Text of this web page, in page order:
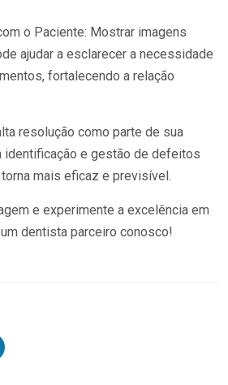
o Paciente: Mostrar imagens
ajudar a esclarecer a necessidade
fortalecendo a relação
resolução como parte de sua
identificação e gestão de defeitos
mais eficaz e previsível.
e experimente a excelência em
dentista parceiro conosco!